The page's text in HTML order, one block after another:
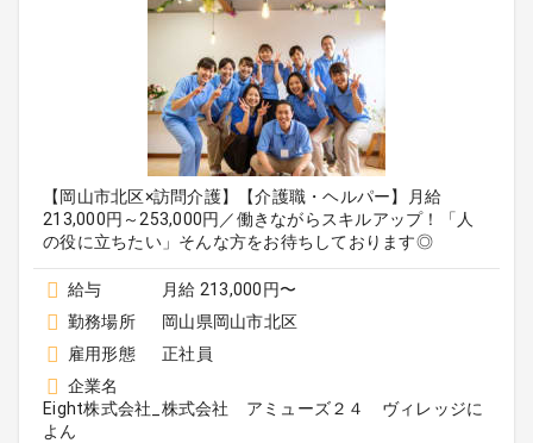
【岡山市北区×訪問介護】【介護職・ヘルパー】月給
213,000円～253,000円／働きながらスキルアップ！「人
の役に立ちたい」そんな方をお待ちしております◎
給与
月給 213,000円〜
勤務場所
岡山県岡山市北区
雇用形態
正社員
企業名
Eight株式会社_株式会社 アミューズ２４ ヴィレッジに
よん